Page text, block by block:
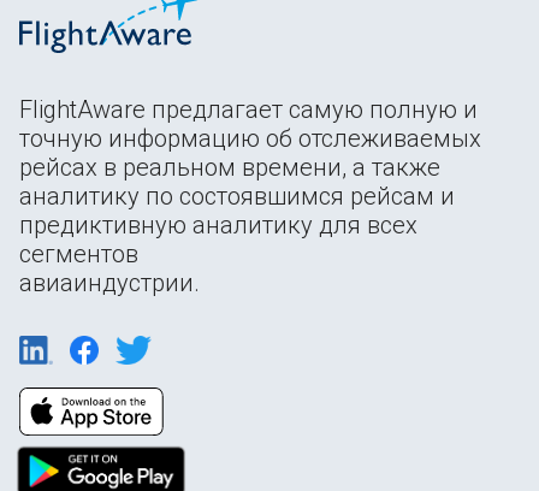
FlightAware предлагает самую полную и
точную информацию об отслеживаемых
рейсах в реальном времени, а также
аналитику по состоявшимся рейсам и
предиктивную аналитику для всех
сегментов
авиаиндустрии.